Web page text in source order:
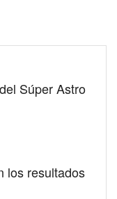
Súper Astro
los resultados